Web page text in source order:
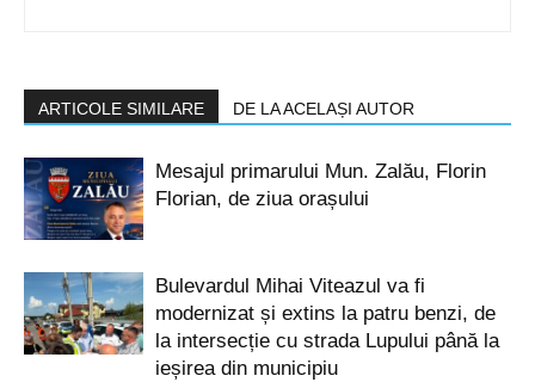
ARTICOLE SIMILARE DE LA ACELAȘI AUTOR
Mesajul primarului Mun. Zalău, Florin
Florian, de ziua orașului
Bulevardul Mihai Viteazul va fi
modernizat și extins la patru benzi, de
la intersecție cu strada Lupului până la
ieșirea din municipiu